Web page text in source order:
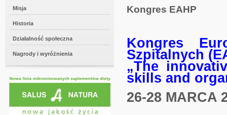
Misja
Historia
Działalność społeczna
Nagrody i wyróżnienia
Kongres EAHP
Kongres
Szpitalnych
„The
skills and
26-28 MARCA